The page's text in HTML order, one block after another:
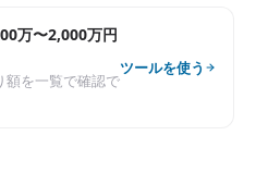
万〜2,000万円
額を一覧で確認で
ツールを使う